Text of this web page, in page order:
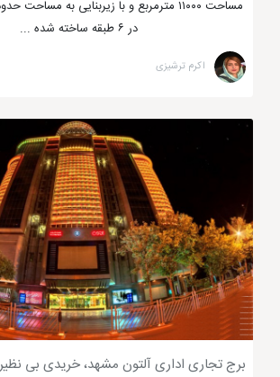
در ۶ طبقه ساخته شده ...
اکرم ترشیزی
برج تجاری اداری آلتون مشهد، خریدی بی